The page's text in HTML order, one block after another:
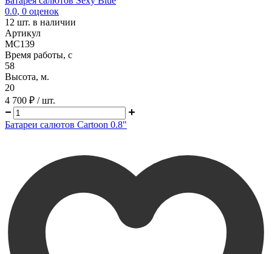
0.0, 0 оценок
12 шт. в наличии
Артикул
MC139
Время работы, с
58
Высота, м.
20
4 700 ₽ / шт.
Батареи салютов Cartoon 0.8"